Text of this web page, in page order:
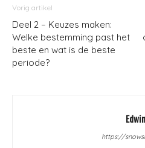
Vorig artikel
Deel 2 – Keuzes maken:
Welke bestemming past het
beste en wat is de beste
periode?
Edwin
https://